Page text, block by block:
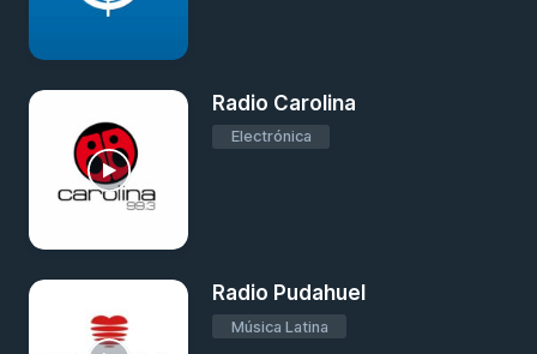
Radio Carolina
Electrónica
Radio Pudahuel
Música Latina